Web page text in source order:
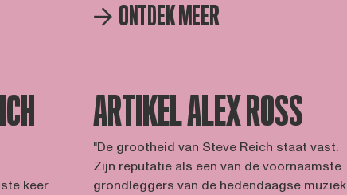
ONTDEK MEER
keer
ARTIKEL ALEX ROSS
"De grootheid van Steve Reich staat vast.
Zijn reputatie als een van de voornaamste
grondleggers van de hedendaagse muziek